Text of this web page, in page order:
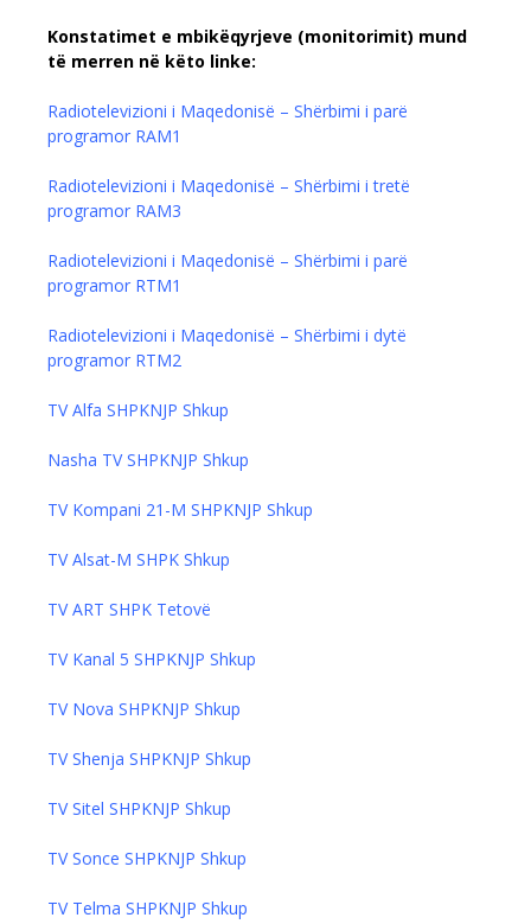
Konstatimet e mbikëqyrjeve (monitorimit) mund
të merren në këto linke:
Radiotelevizioni i Maqedonisë – Shërbimi i parë
programor RAM1
Radiotelevizioni i Maqedonisë – Shërbimi i tretë
programor RAM3
Radiotelevizioni i Maqedonisë – Shërbimi i parë
programor RTM1
Radiotelevizioni i Maqedonisë – Shërbimi i dytë
programor RTM2
TV Alfa SHPKNJP Shkup
Nasha TV SHPKNJP Shkup
TV Kompani 21-M SHPKNJP Shkup
TV Alsat-M SHPK Shkup
TV ART SHPK Tetovë
TV Kanal 5 SHPKNJP Shkup
TV Nova SHPKNJP Shkup
TV Shenja SHPKNJP Shkup
TV Sitel SHPKNJP Shkup
TV Sonce SHPKNJP Shkup
TV Telma SHPKNJP Shkup